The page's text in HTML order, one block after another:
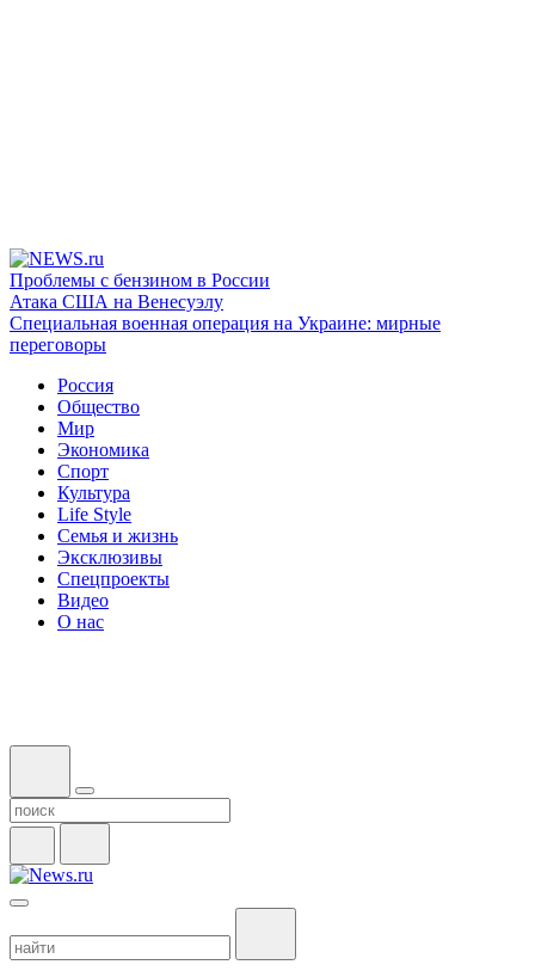
Проблемы с бензином в России
Атака США на Венесуэлу
Специальная военная операция на Украине: мирные
переговоры
Россия
Общество
Мир
Экономика
Спорт
Культура
Life Style
Семья и жизнь
Эксклюзивы
Спецпроекты
Видео
О нас